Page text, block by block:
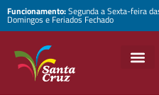
Funcionamento:Segunda a Sexta-feira
Domingos e Feriados Fechado